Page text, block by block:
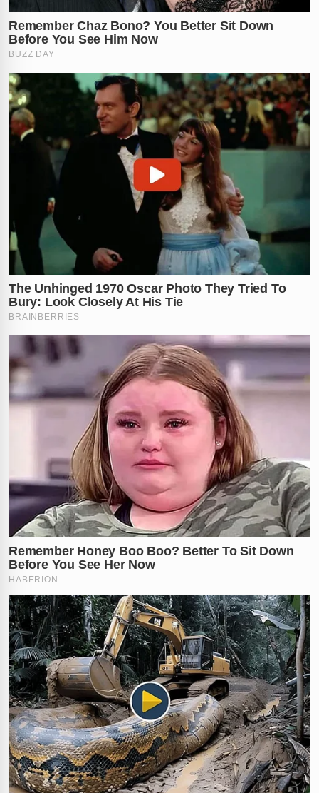
RECOMENDADOPARA VOCÊ
✕